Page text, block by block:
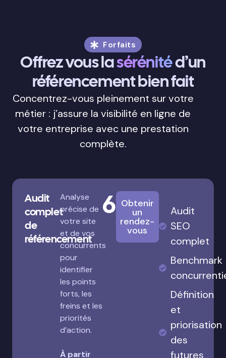
Forfaits
Offrez vous lasérénitéd’un
référencement bien fait
Concentrez-vous pleinement sur votre
métier : j’assure la visibilité en ligne de
votre entreprise avec une prestation
complète.
Audit
complet
de
référencement
Analyse
précise de
votre site
et de vos
concurrents
pour
identifier
les points
forts, les
freins et les
priorités
d’action.
À partir
680€
Obtenir
un
rendez-
vous
Audit
SEO
complet
Benchmark
Définition
et
priorisation
des
futures